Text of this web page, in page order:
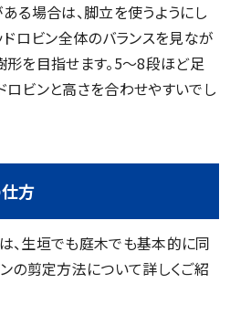
る場合は、脚立を使うようにし
ドロビン全体のバランスを見なが
形を目指せます。5～8段ほど足
ロビンと高さを合わせやすいでし
方
、生垣でも庭木でも基本的に同
の剪定方法について詳しくご紹